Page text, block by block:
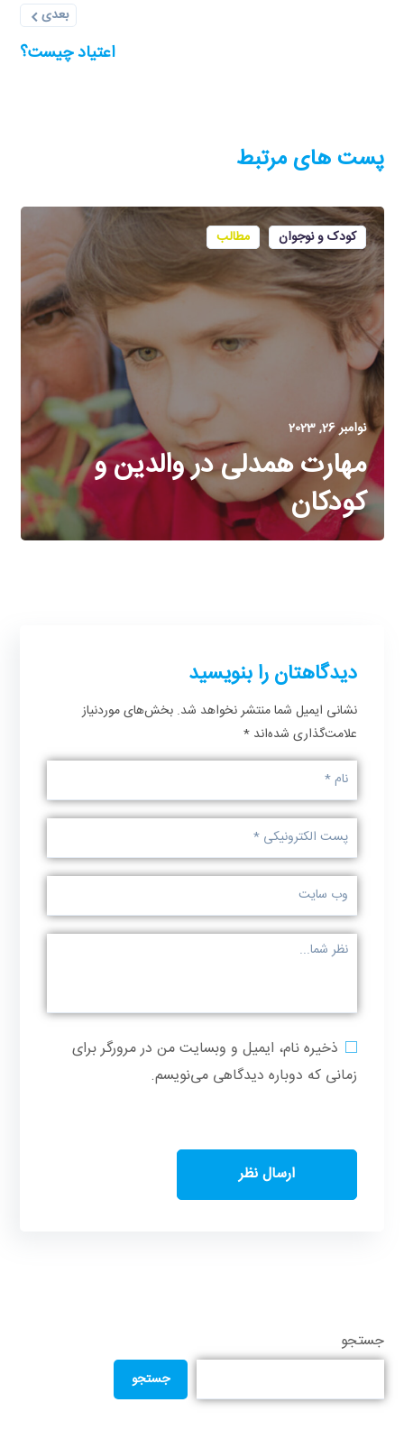
بعدی
اعتیاد چیست؟
پست های مرتبط
کودک و نوجوان مطالب
نوامبر 26, 2023
مهارت همدلی در والدین و
کودکان
دیدگاهتان را بنویسید
نشانی ایمیل شما منتشر نخواهد شد. بخش‌های موردنیاز
علامت‌گذاری شده‌اند*
ذخیره نام، ایمیل و وبسایت من در مرورگر برای
زمانی که دوباره دیدگاهی می‌نویسم.
جستجو
جستجو